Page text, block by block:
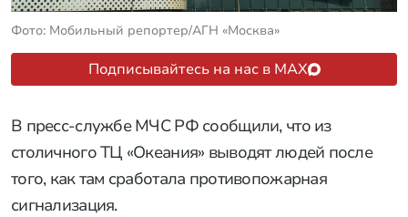
Фото: Мобильный репортер/АГН «Москва»
Подписывайтесь на нас в MAX
В пресс-службе МЧС РФ сообщили, что из
столичного ТЦ «Океания» выводят людей после
того, как там сработала противопожарная
сигнализация.